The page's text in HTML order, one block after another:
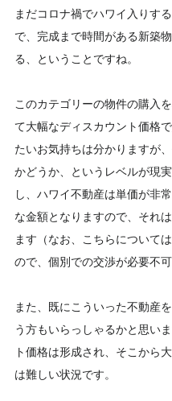
まだコロナ禍でハワイ入りす
で、完成まで時間がある新築
る、ということですね。
このカテゴリーの物件の購入
て大幅なディスカウント価格
たいお気持ちは分かりますが
かどうか、というレベルが現
し、ハワイ不動産は単価が非
な金額となりますので、それ
ます（なお、こちらについて
ので、個別での交渉が必要不可
また、既にこういった不動産
う方もいらっしゃるかと思い
ト価格は形成され、そこから
は難しい状況です。